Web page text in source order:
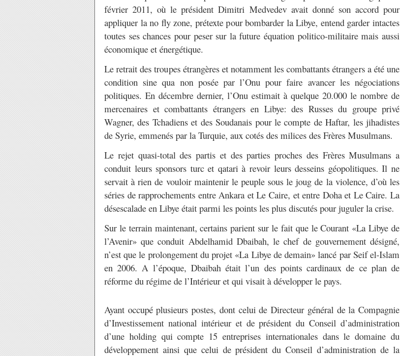
février 2011, où le président Dimitri Medvedev avait donné son accord pour
appliquer la no fly zone, prétexte pour bombarder la Libye, entend garder intactes
toutes ses chances pour peser sur la future équation politico-militaire mais aussi
économique et énergétique.
Le retrait des troupes étrangères et notamment les combattants étrangers a été une
condition sine qua non posée par l’Onu pour faire avancer les négociations
politiques. En décembre dernier, l’Onu estimait à quelque 20.000 le nombre de
mercenaires et combattants étrangers en Libye: des Russes du groupe privé
Wagner, des Tchadiens et des Soudanais pour le compte de Haftar, les jihadistes
de Syrie, emmenés par la Turquie, aux cotés des milices des Frères Musulmans.
Le rejet quasi-total des partis et des parties proches des Frères Musulmans a
conduit leurs sponsors turc et qatari à revoir leurs desseins géopolitiques. Il ne
servait à rien de vouloir maintenir le peuple sous le joug de la violence, d’où les
séries de rapprochements entre Ankara et Le Caire, et entre Doha et Le Caire. La
désescalade en Libye était parmi les points les plus discutés pour juguler la crise.
Sur le terrain maintenant, certains parient sur le fait que le Courant «La Libye de
l’Avenir» que conduit Abdelhamid Dbaibah, le chef de gouvernement désigné,
n’est que le prolongement du projet «La Libye de demain» lancé par Seif el-Islam
en 2006. A l’époque, Dbaibah était l’un des points cardinaux de ce plan de
réforme du régime de l’Intérieur et qui visait à développer le pays.
Ayant occupé plusieurs postes, dont celui de Directeur général de la Compagnie
d’Investissement national intérieur et de président du Conseil d’administration
d’une holding qui compte 15 entreprises internationales dans le domaine du
développement ainsi que celui de président du Conseil d’administration de la